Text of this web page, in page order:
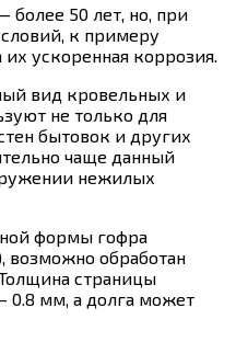
более 50 лет, но, при
к примеру
ускоренная коррозия.
вид кровельных и
не только для
бытовок и других
чаще данный
нежилых
формы гофра
возможно обработан
страницы
0.8 мм, а долга может